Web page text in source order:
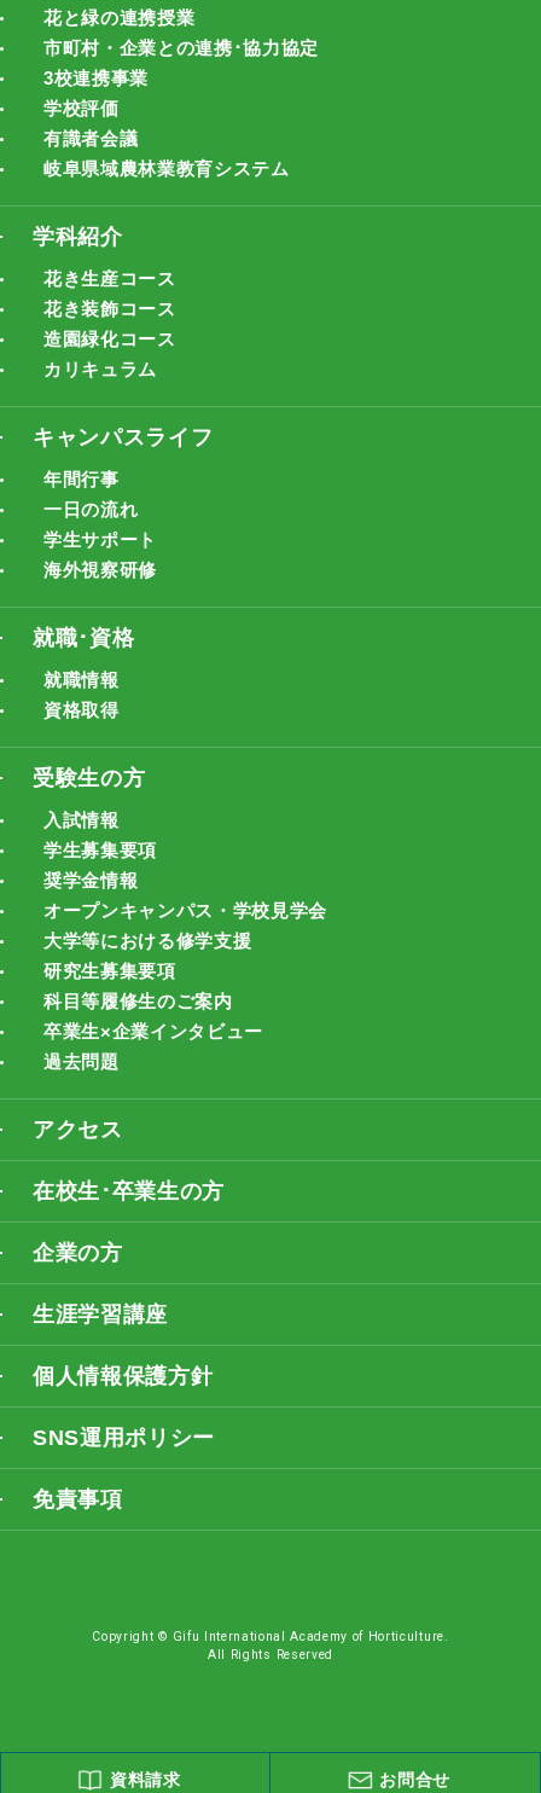
花と緑の連携授業
市町村・企業との連携･協力協定
3校連携事業
学校評価
有識者会議
岐阜県域農林業教育システム
学科紹介
花き生産コース
花き装飾コース
造園緑化コース
カリキュラム
キャンパスライフ
年間行事
一日の流れ
学生サポート
海外視察研修
就職･資格
就職情報
資格取得
受験生の方
入試情報
学生募集要項
奨学金情報
オープンキャンパス・学校見学会
大学等における修学支援
研究生募集要項
科目等履修生のご案内
卒業生×企業インタビュー
過去問題
アクセス
在校生･卒業生の方
企業の方
生涯学習講座
個人情報保護方針
SNS運用ポリシー
免責事項
Copyright © Gifu International Academy of Horticulture.
All Rights Reserved
資料請求 お問合せ